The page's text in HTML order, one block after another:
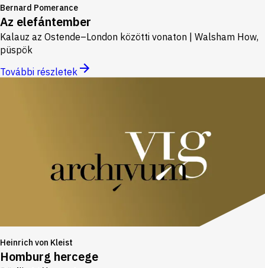
Bernard Pomerance
Az elefántember
Kalauz az Ostende–London közötti vonaton | Walsham How,
püspök
További részletek
Heinrich von Kleist
Homburg hercege